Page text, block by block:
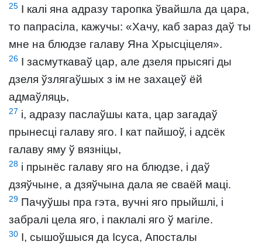
25 І калі яна адразу таропка ўвайшла да цара,
то папрасіла, кажучы: «Хачу, каб зараз даў ты
мне на блюдзе галаву Яна Хрысціцеля».
26 І засмуткаваў цар, але дзеля прысягі ды
дзеля ўзлягаўшых з ім не захацеў ёй
адмаўляць,
27 і, адразу паслаўшы ката, цар загадаў
прынесці галаву яго. І кат пайшоў, і адсёк
галаву яму ў вязніцы,
28 і прынёс галаву яго на блюдзе, і даў
дзяўчыне, а дзяўчына дала яе сваёй маці.
29 Пачуўшы пра гэта, вучні яго прыйшлі, і
забралі цела яго, і паклалі яго ў магіле.
30 І, сышоўшыся да Ісуса, Апосталы